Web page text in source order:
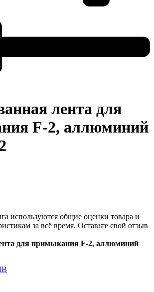
лента для
F-2, аллюминий
используются общие оценки товара и
за всё время. Оставьте свой отзыв
для примыкания F-2, аллюминий